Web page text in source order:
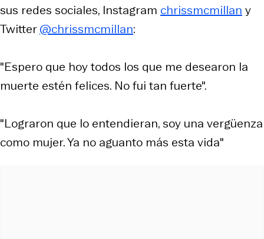
sus redes sociales, Instagram chrissmcmillan y
Twitter@chrissmcmillan:
"Espero que hoy todos los que me desearon la
muerte estén felices. No fui tan fuerte".
"Lograron que lo entendieran, soy una vergüenza
como mujer. Ya no aguanto más esta vida"